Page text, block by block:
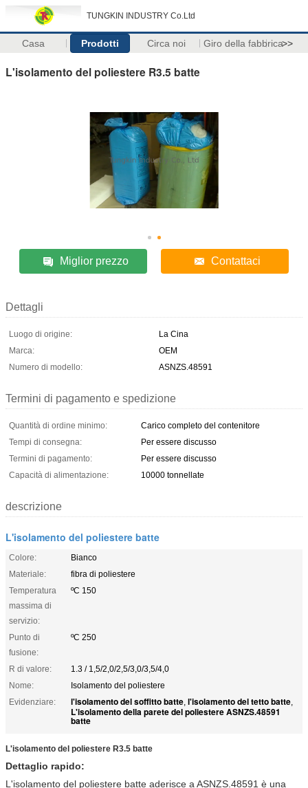
TUNGKIN INDUSTRY Co.Ltd
Casa Prodotti Circa noi Giro della fabbrica>>
L'isolamento del poliestere R3.5 batte
Miglior prezzo Contattaci
Dettagli
Luogo di origine:
La Cina
Marca:
OEM
Numero di modello:
ASNZS.48591
Termini di pagamento e spedizione
Quantità di ordine minimo:
Carico completo del contenitore
Tempi di consegna:
Per essere discusso
Termini di pagamento:
Per essere discusso
Capacità di alimentazione:
10000 tonnellate
descrizione
L'isolamento del poliestere batte
Colore:
Bianco
Materiale:
fibra di poliestere
Temperatura
massima di
servizio:
ºC 150
Punto di
fusione:
ºC 250
R di valore:
1.3 / 1,5/2,0/2,5/3,0/3,5/4,0
Nome:
Isolamento del poliestere
Evidenziare:
l'isolamento del soffitto batte, l'isolamento del tetto batte,
L'isolamento della parete del poliestere ASNZS.48591
batte
L'isolamento del poliestere R3.5 batte
Dettaglio rapido:
L'isolamento del poliestere batte aderisce a ASNZS.48591 è una